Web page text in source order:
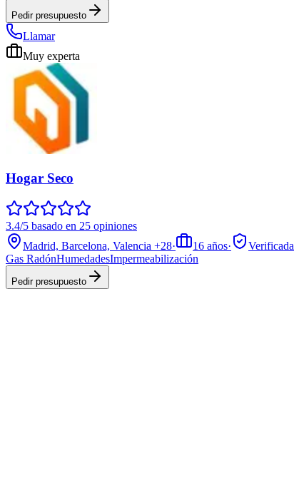
Pedir presupuesto
Llamar
Muy experta
Hogar Seco
3.4/5 basado en 25 opiniones
Madrid, Barcelona, Valencia +28· 16 años·
Verificada
Gas RadónHumedadesImpermeabilización
Pedir presupuesto